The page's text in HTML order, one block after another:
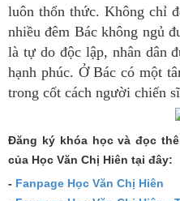
luôn thổn thức. Không chỉ
nhiều đêm Bác không ngủ
là tự do độc lập, nhân dân
hạnh phúc. Ở Bác có một
trong cốt cách người chiến
Đăng ký khóa học và đọc
của Học Văn Chị Hiên tại đây:
- Fanpage Học Văn Chị Hiên